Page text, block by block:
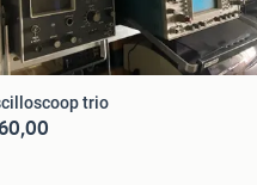
trio